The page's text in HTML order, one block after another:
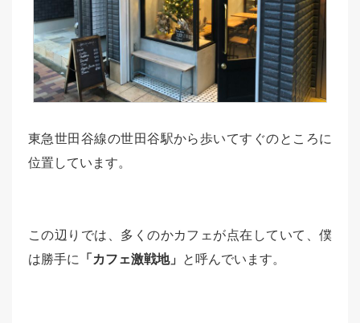
東急世田谷線の世田谷駅から歩いてすぐのところに
位置しています。
この辺りでは、多くのかカフェが点在していて、僕
は勝手に
「カフェ激戦地」 と呼んでいます。